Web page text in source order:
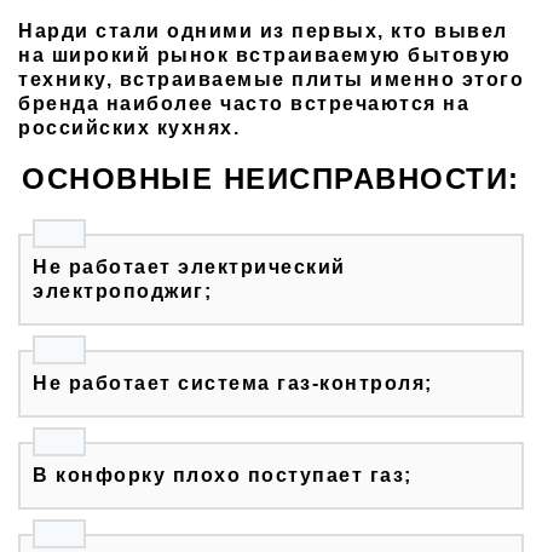
Нарди стали одними из первых, кто вывел
на широкий рынок встраиваемую бытовую
технику, встраиваемые плиты именно этого
бренда наиболее часто встречаются на
российских кухнях.
ОСНОВНЫЕ НЕИСПРАВНОСТИ:
Не работает электрический
электроподжиг;
Не работает система газ-контроля;
В конфорку плохо поступает газ;